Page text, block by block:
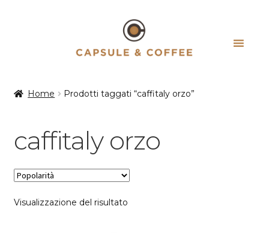
Home Prodotti taggati “caffitaly orzo”
caffitaly orzo
Visualizzazione del risultato